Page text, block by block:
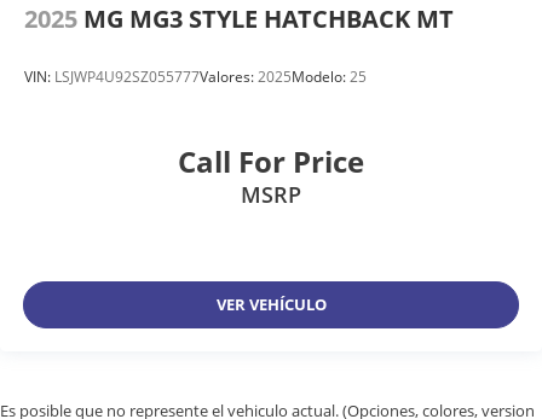
2025 MG MG3 STYLE HATCHBACK MT
VIN: LSJWP4U92SZ055777Valores:2025Modelo:25
Call For Price
MSRP
VER VEHÍCULO
Es posible que no represente el vehiculo actual. (Opciones, colores, version